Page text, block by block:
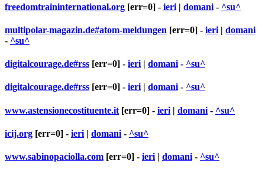
freedomtraininternational.org [err=0] - ieri | domani - ^su^
multipolar-magazin.de#atom-meldungen [err=0] - ieri | domani
- ^su^
digitalcourage.de#rss [err=0] - ieri | domani - ^su^
digitalcourage.de#rss [err=0] - ieri | domani - ^su^
www.astensionecostituente.it [err=0] - ieri | domani - ^su^
icij.org [err=0] - ieri | domani - ^su^
www.sabinopaciolla.com [err=0] - ieri | domani - ^su^